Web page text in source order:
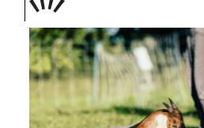
TAGE
STIPP